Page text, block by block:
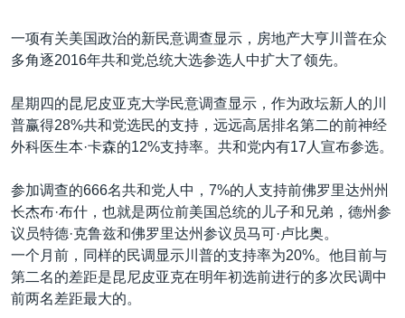
台海两岸关系
关注西藏
关注新疆
GEN Z 看美国
其他语言网站
一项有关美国政治的新民意调查显示，房地产大亨川普在众
多角逐2016年共和党总统大选参选人中扩大了领先。
星期四的昆尼皮亚克大学民意调查显示，作为政坛新人的川
普赢得28%共和党选民的支持，远远高居排名第二的前神经
外科医生本·卡森的12%支持率。共和党内有17人宣布参选。
参加调查的666名共和党人中，7%的人支持前佛罗里达州州
长杰布·布什，也就是两位前美国总统的儿子和兄弟，德州参
议员特德·克鲁兹和佛罗里达州参议员马可·卢比奥。
一个月前，同样的民调显示川普的支持率为20%。他目前与
第二名的差距是昆尼皮亚克在明年初选前进行的多次民调中
前两名差距最大的。